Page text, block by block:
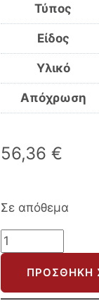
Τύπος
Είδος
Υλικό
Απόχρωση
56,36 €
Σε απόθεμα
ΤΡΑΠΕΖΙ
ΣΑΛΟΝΙΟΥ
TARS
HM8927.20
ΠΡΟΣΘΉΚΗ